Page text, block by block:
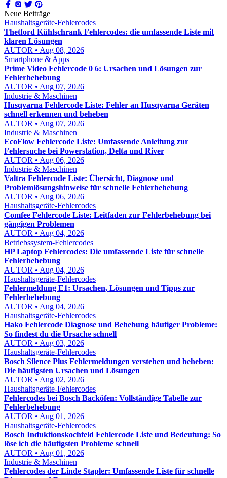
Neue Beiträge
Haushaltsgeräte-Fehlercodes
Thetford Kühlschrank Fehlercodes: die umfassende Liste mit
klaren Lösungen
AUTOR • Aug 08, 2026
Smartphone & Apps
Prime Video Fehlercode 0 6: Ursachen und Lösungen zur
Fehlerbehebung
AUTOR • Aug 07, 2026
Industrie & Maschinen
Husqvarna Fehlercode Liste: Fehler an Husqvarna Geräten
schnell erkennen und beheben
AUTOR • Aug 07, 2026
Industrie & Maschinen
EcoFlow Fehlercode Liste: Umfassende Anleitung zur
Fehlersuche bei Powerstation, Delta und River
AUTOR • Aug 06, 2026
Industrie & Maschinen
Valtra Fehlercode Liste: Übersicht, Diagnose und
Problemlösungshinweise für schnelle Fehlerbehebung
AUTOR • Aug 06, 2026
Haushaltsgeräte-Fehlercodes
Comfee Fehlercode Liste: Leitfaden zur Fehlerbehebung bei
gängigen Problemen
AUTOR • Aug 04, 2026
Betriebssystem-Fehlercodes
HP Laptop Fehlercodes: Die umfassende Liste für schnelle
Fehlerbehebung
AUTOR • Aug 04, 2026
Haushaltsgeräte-Fehlercodes
Fehlermeldung E1: Ursachen, Lösungen und Tipps zur
Fehlerbehebung
AUTOR • Aug 04, 2026
Haushaltsgeräte-Fehlercodes
Hako Fehlercode Diagnose und Behebung häufiger Probleme:
So findest du die Ursache schnell
AUTOR • Aug 03, 2026
Haushaltsgeräte-Fehlercodes
Bosch Silence Plus Fehlermeldungen verstehen und beheben:
Die häufigsten Ursachen und Lösungen
AUTOR • Aug 02, 2026
Haushaltsgeräte-Fehlercodes
Fehlercodes bei Bosch Backöfen: Vollständige Tabelle zur
Fehlerbehebung
AUTOR • Aug 01, 2026
Haushaltsgeräte-Fehlercodes
Bosch Induktionskochfeld Fehlercode Liste und Bedeutung: So
löse ich die häufigsten Probleme schnell
AUTOR • Aug 01, 2026
Industrie & Maschinen
Fehlercodes der Linde Stapler: Umfassende Liste für schnelle